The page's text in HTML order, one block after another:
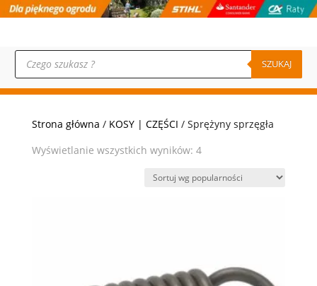
Wyszukiwarka
produktów SZUKAJ
Strona główna / KOSY | CZĘŚCI / Sprężyny sprzęgła
Wyświetlanie wszystkich wyników: 4Posortowane
popularności